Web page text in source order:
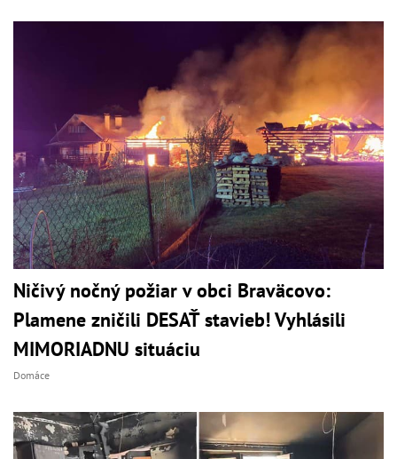
Ničivý nočný požiar v obci Braväcovo:
Plamene zničili DESAŤ stavieb! Vyhlásili
MIMORIADNU situáciu
Domáce